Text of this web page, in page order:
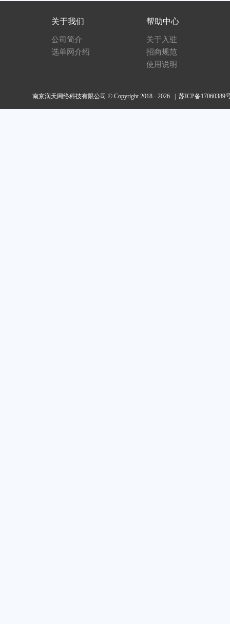
关于我们
公司简介
选单网介绍
帮助中心
关于入驻
招商规范
使用说明
南京润天网络科技有限公司 © Copyright 2018 - 2026 | 苏ICP备17060389